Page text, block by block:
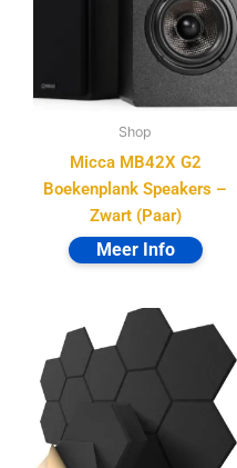
Shop
Micca MB42X G2
Boekenplank Speakers –
Zwart (Paar)